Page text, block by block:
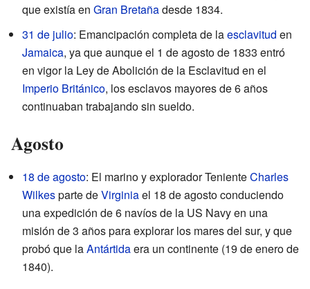
que existía en Gran Bretañadesde 1834.
31 de julio: Emancipación completa de laesclavitud en
Jamaica, ya que aunque el 1 de agosto de 1833 entró
en vigor la Ley de Abolición de la Esclavitud en el
Imperio Británico, los esclavos mayores de 6 años
continuaban trabajando sin sueldo.
Agosto
18 de agosto: El marino y explorador TenienteCharles
Wilkesparte deVirginiael 18 de agosto conduciendo
una expedición de 6 navíos de la US Navy en una
misión de 3 años para explorar los mares del sur, y que
probó que laAntártidaera un continente (19 de enero de
1840).